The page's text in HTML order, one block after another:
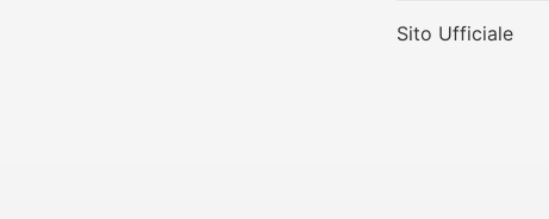
Sito Ufficiale